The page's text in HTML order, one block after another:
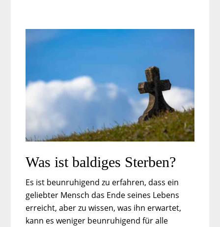
Was ist baldiges Sterben?
Es ist beunruhigend zu erfahren, dass ein
geliebter Mensch das Ende seines Lebens
erreicht, aber zu wissen, was ihn erwartet,
kann es weniger beunruhigend für alle